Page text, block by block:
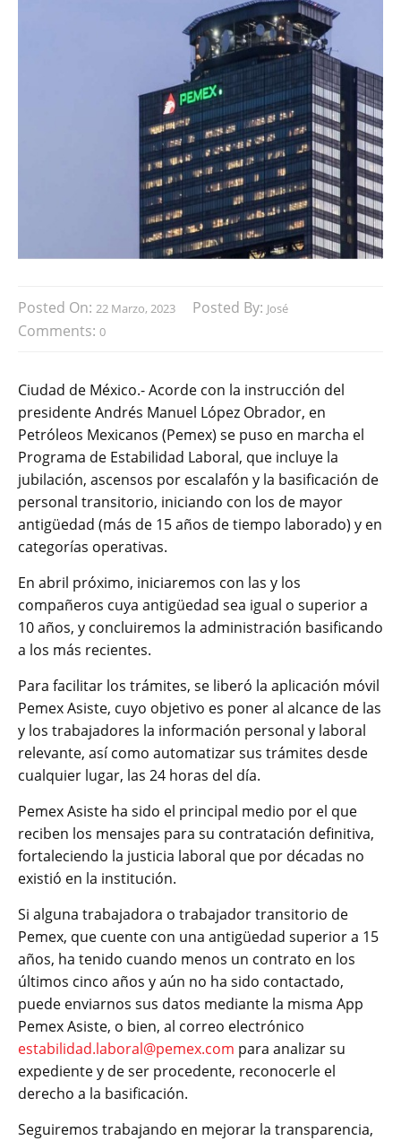
Posted On: 22 Marzo, 2023 Posted By: José
Comments: 0
Ciudad de México.- Acorde con la instrucción del
presidente Andrés Manuel López Obrador, en
Petróleos Mexicanos (Pemex) se puso en marcha el
Programa de Estabilidad Laboral, que incluye la
jubilación, ascensos por escalafón y la basificación de
personal transitorio, iniciando con los de mayor
antigüedad (más de 15 años de tiempo laborado) y en
categorías operativas.
En abril próximo, iniciaremos con las y los
compañeros cuya antigüedad sea igual o superior a
10 años, y concluiremos la administración basificando
a los más recientes.
Para facilitar los trámites, se liberó la aplicación móvil
Pemex Asiste, cuyo objetivo es poner al alcance de las
y los trabajadores la información personal y laboral
relevante, así como automatizar sus trámites desde
cualquier lugar, las 24 horas del día.
Pemex Asiste ha sido el principal medio por el que
reciben los mensajes para su contratación definitiva,
fortaleciendo la justicia laboral que por décadas no
existió en la institución.
Si alguna trabajadora o trabajador transitorio de
Pemex, que cuente con una antigüedad superior a 15
años, ha tenido cuando menos un contrato en los
últimos cinco años y aún no ha sido contactado,
puede enviarnos sus datos mediante la misma App
Pemex Asiste, o bien, al correo electrónico
estabilidad.laboral@pemex.com para analizar su
expediente y de ser procedente, reconocerle el
derecho a la basificación.
Seguiremos trabajando en mejorar la transparencia,